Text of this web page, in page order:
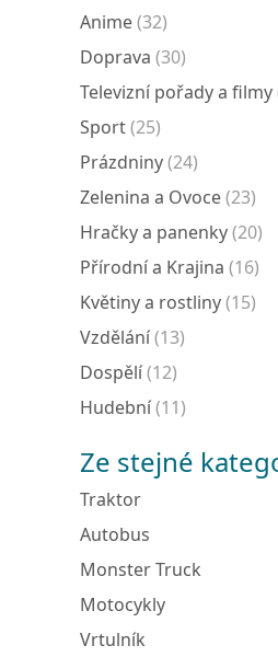
Anime(32)
Doprava (30)
Televizní pořady a filmy
Sport(25)
Prázdniny(24)
Zelenina a Ovoce(23)
Hračky a panenky(20)
Přírodní a Krajina (16)
Květiny a rostliny(15)
Vzdělání(13)
Dospělí(12)
Hudební(11)
Ze stejné
Traktor
Autobus
Monster Truck
Motocykly
Vrtulník